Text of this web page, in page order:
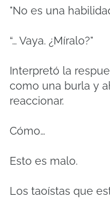
"No es una
“… Vaya. ¿Míralo?"
Interpretó la
como una burla y
reaccionar.
Cómo…
Esto es malo.
Los taoístas que